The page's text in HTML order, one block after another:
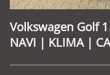
Volkswagen Golf
NAVI | KLIMA |